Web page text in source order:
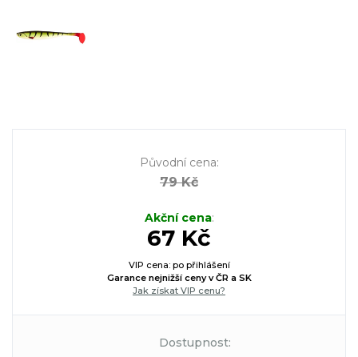
Původní cena:
79 Kč
Akční cena:
67 Kč
VIP cena: po přihlášení
Garance nejnižší ceny v ČR a SK
Jak získat VIP cenu?
Dostupnost: